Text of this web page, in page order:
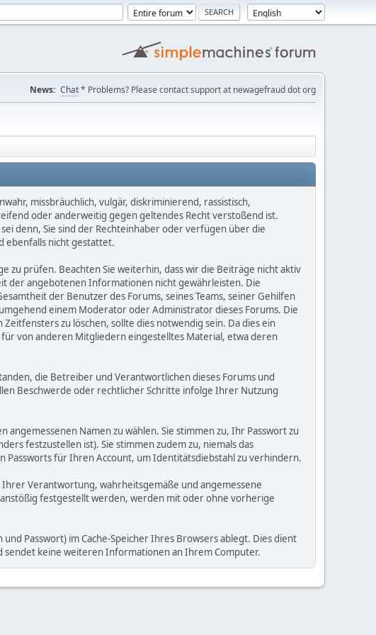
News: Chat* Problems? Please contact support at newagefraud dot org
missbräuchlich, vulgär, diskriminierend, rassistisch,
oder anderweitig gegen geltendes Recht verstoßend ist.
denn, Sie sind der Rechteinhaber oder verfügen über die
ebenfalls nicht gestattet.
zu prüfen. Beachten Sie weiterhin, dass wir die Beiträge nicht aktiv
der angebotenen Informationen nicht gewährleisten. Die
der Benutzer des Forums, seines Teams, seiner Gehilfen
einem Moderator oder Administrator dieses Forums. Die
zu löschen, sollte dies notwendig sein. Da dies ein
von anderen Mitgliedern eingestelltes Material, etwa deren
die Betreiber und Verantwortlichen dieses Forums und
Beschwerde oder rechtlicher Schritte infolge Ihrer Nutzung
Namen zu wählen. Sie stimmen zu, Ihr Passwort zu
festzustellen ist). Sie stimmen zudem zu, niemals das
für Ihren Account, um Identitätsdiebstahl zu verhindern.
Verantwortung, wahrheitsgemäße und angemessene
festgestellt werden, werden mit oder ohne vorherige
Passwort) im Cache-Speicher Ihres Browsers ablegt. Dies dient
keine weiteren Informationen an Ihrem Computer.